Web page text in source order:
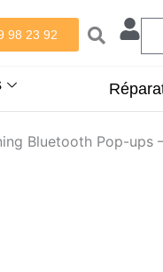
98 23 92
Bluetooth Pop-ups